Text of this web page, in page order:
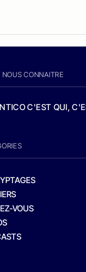
NOUS CONNAITRE
C'EST QUI,
VOUS